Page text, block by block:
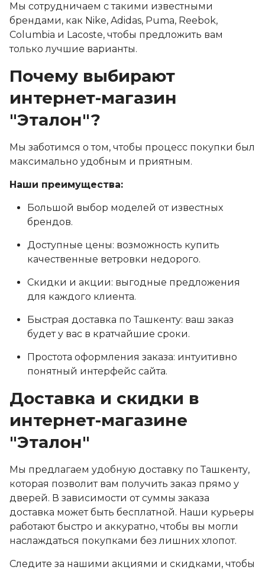
Мы сотрудничаем с такими известными
брендами, как Nike, Adidas, Puma, Reebok,
Columbia и Lacoste, чтобы предложить вам
только лучшие варианты.
Почему выбирают
интернет-магазин
"Эталон"?
Мы заботимся о том, чтобы процесс покупки был
максимально удобным и приятным.
Наши преимущества:
Большой выбор моделей от известных
брендов.
Доступные цены: возможность купить
качественные ветровки недорого.
Скидки и акции: выгодные предложения
для каждого клиента.
Быстрая доставка по Ташкенту: ваш заказ
будет у вас в кратчайшие сроки.
Простота оформления заказа: интуитивно
понятный интерфейс сайта.
Доставка и скидки в
интернет-магазине
"Эталон"
Мы предлагаем удобную доставку по Ташкенту,
которая позволит вам получить заказ прямо у
дверей. В зависимости от суммы заказа
доставка может быть бесплатной. Наши курьеры
работают быстро и аккуратно, чтобы вы могли
наслаждаться покупками без лишних хлопот.
Следите за нашими акциями и скидками, чтобы